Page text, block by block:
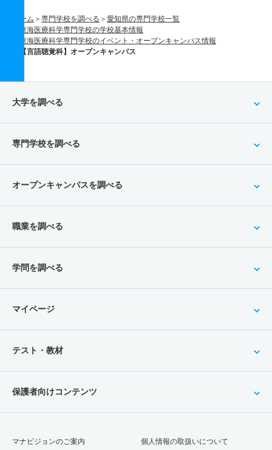
ホーム 専門学校を調べる
愛知県の専門学校一覧
東海医療科学専門学校の学校基本情報
東海医療科学専門学校のイベント・オープンキャンパス情報
【言語聴覚科】オープンキャンパス
大学を調べる
専門学校を調べる
オープンキャンパスを調べる
職業を調べる
学問を調べる
マイページ
テスト・教材
保護者向けコンテンツ
マナビジョンのご案内 個人情報の取扱いについて